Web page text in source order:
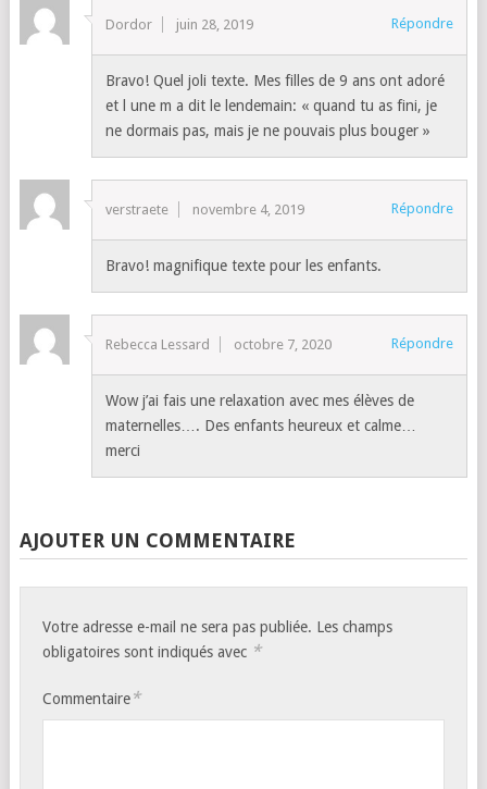
Dordor juin 28, 2019 Répondre
Bravo! Quel joli texte. Mes filles de 9 ans ont adoré
et l une m a dit le lendemain: « quand tu as fini, je
ne dormais pas, mais je ne pouvais plus bouger »
verstraete novembre 4, 2019 Répondre
Bravo! magnifique texte pour les enfants.
Rebecca Lessard octobre 7, 2020 Répondre
Wow j’ai fais une relaxation avec mes élèves de
maternelles…. Des enfants heureux et calme…
merci
AJOUTER UN COMMENTAIRE
Votre adresse e-mail ne sera pas publiée. Les champs
obligatoires sont indiqués avec *
Commentaire*